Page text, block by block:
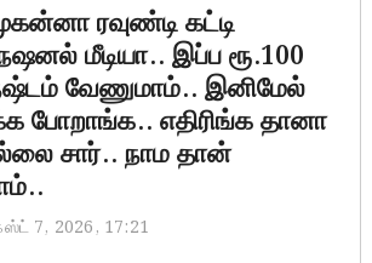
ரவுண்டி கட்டி
மீடியா.. இப்ப ரூ.100
வேணுமாம்.. இனிமேல்
போறாங்க.. எதிரிங்க தானா
சார்.. நாம தான்
7, 2026, 17:21